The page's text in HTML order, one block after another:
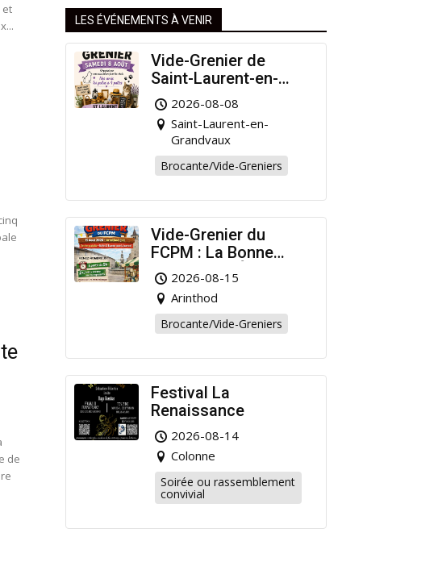
et
de
LES ÉVÉNEMENTS À VENIR
Vide-Grenier de
Saint-Laurent-en-
Grandvaux : Venez
chiner pour la bonne
cause !
2026-08-08
Saint-Laurent-en-
Grandvaux
Brocante/Vide-Greniers
Vide-Grenier du
FCPM : La Bonne
Affaire de l’Été à
Arinthod !
2026-08-15
Arinthod
Brocante/Vide-Greniers
Festival La
Renaissance
2026-08-14
Colonne
Soirée ou rassemblement
convivial